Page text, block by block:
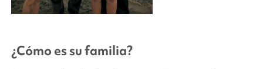
¿Cómo es su familia?